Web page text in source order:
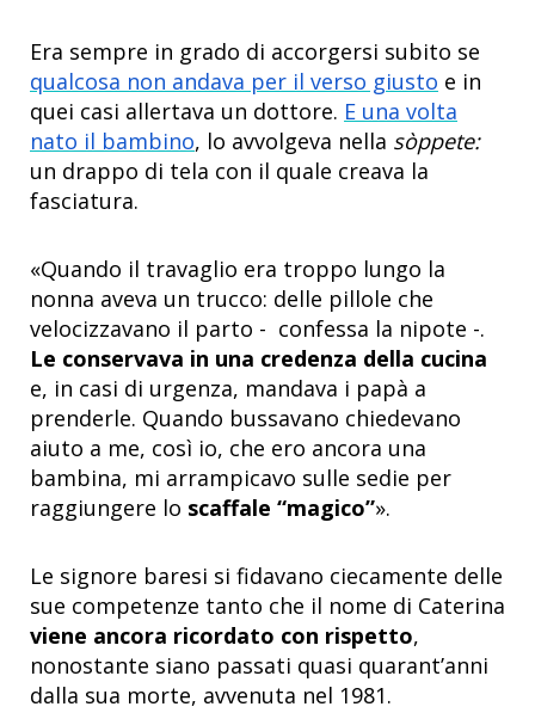
Era sempre in grado di accorgersi subito se
qualcosa non andava per il verso giusto e in
quei casi allertava un dottore. E una volta
nato il bambino, lo avvolgeva nella sòppete:
un drappo di tela con il quale creava la
fasciatura.
«Quando il travaglio era troppo lungo la
nonna aveva un trucco: delle pillole che
velocizzavano il parto - confessa la nipote -.
Le conservava in una credenza della cucina
e, in casi di urgenza, mandava i papà a
prenderle. Quando bussavano chiedevano
aiuto a me, così io, che ero ancora una
bambina, mi arrampicavo sulle sedie per
raggiungere lo scaffale “magico”».
Le signore baresi si fidavano ciecamente delle
sue competenze tanto che il nome di Caterina
viene ancora ricordato con rispetto,
nonostante siano passati quasi quarant’anni
dalla sua morte, avvenuta nel 1981.